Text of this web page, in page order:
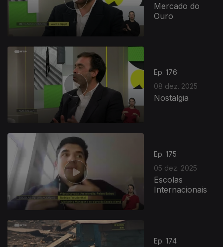
Mercado do
Ouro
Ep. 176
08 dez. 2025
Nostalgia
Ep. 175
05 dez. 2025
Escolas
Internacionais
Ep. 174